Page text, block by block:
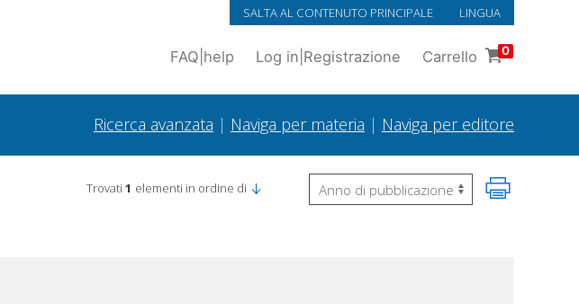
SALTA AL CONTENUTO PRINCIPALE LINGUA
FAQ help Log in Registrazione Carrello 0
Ricerca avanzata | Naviga per materia | Naviga per editore
Trovati 1 elementi in ordine di